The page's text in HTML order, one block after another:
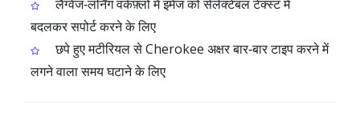
लैंग्वेज‑लर्निंग वर्कफ़्लो में इमेज को सेलेक्टेबल टेक्स्ट में
बदलकर सपोर्ट करने के लिए
छपे हुए मटीरियल से Cherokee अक्षर बार‑बार टाइप करने में
लगने वाला समय घटाने के लिए